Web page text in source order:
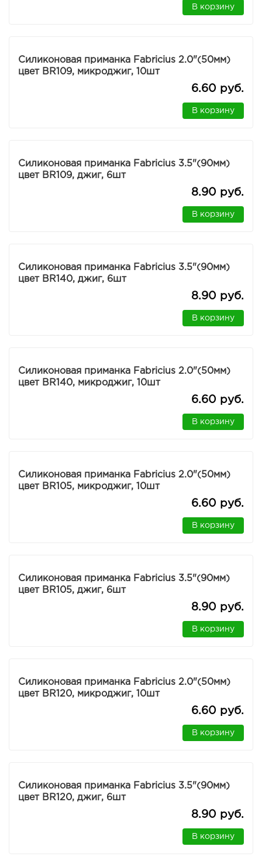
В корзину
Силиконовая приманка Fabricius 2.0"(50мм)
цвет BR109, микроджиг, 10шт
6.60 руб.
В корзину
Силиконовая приманка Fabricius 3.5"(90мм)
цвет BR109, джиг, 6шт
8.90 руб.
В корзину
Силиконовая приманка Fabricius 3.5"(90мм)
цвет BR140, джиг, 6шт
8.90 руб.
В корзину
Силиконовая приманка Fabricius 2.0"(50мм)
цвет BR140, микроджиг, 10шт
6.60 руб.
В корзину
Силиконовая приманка Fabricius 2.0"(50мм)
цвет BR105, микроджиг, 10шт
6.60 руб.
В корзину
Силиконовая приманка Fabricius 3.5"(90мм)
цвет BR105, джиг, 6шт
8.90 руб.
В корзину
Силиконовая приманка Fabricius 2.0"(50мм)
цвет BR120, микроджиг, 10шт
6.60 руб.
В корзину
Силиконовая приманка Fabricius 3.5"(90мм)
цвет BR120, джиг, 6шт
8.90 руб.
В корзину